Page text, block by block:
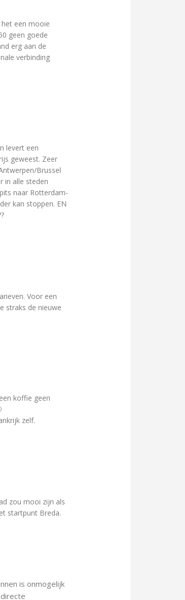
een mooie
geen goede
erg aan de
verbinding
levert een
geweest. Zeer
Brussel
in alle steden
naar Rotterdam-
kan stoppen. EN
Voor een
straks de nieuwe
koffie geen
zelf.
zou mooi zijn als
startpunt Breda.
is onmogelijk